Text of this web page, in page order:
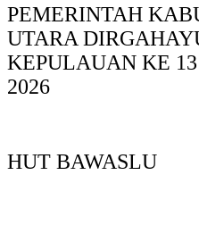
PEMERINTAH
UTARA
KEPULAUAN KE
2026
HUT BAWASLU